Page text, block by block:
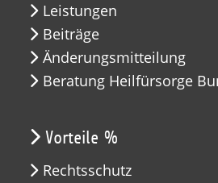
Leistungen
Beiträge
Änderungsmitteilung
Beratung Heilfürsorge
Vorteile %
Rechtsschutz